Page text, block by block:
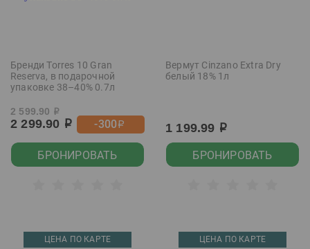
Бренди Torres 10 Gran
Reserva, в подарочной
упаковке 38–40% 0.7л
2 599.90 р
2 299.90 р -300р
БРОНИРОВАТЬ
Вермут Cinzano Extra Dry
белый 18% 1л
1 199.99 р
БРОНИРОВАТЬ
ЦЕНА ПО КАРТЕ ЦЕНА ПО КАРТЕ